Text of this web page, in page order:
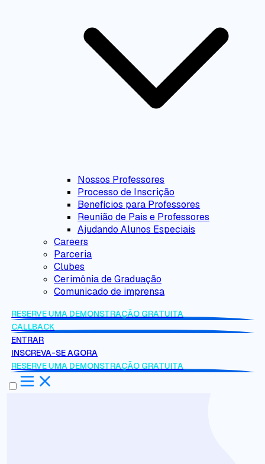
Nossos Professores
Processo de Inscrição
Benefícios para Professores
Reunião de Pais e Professores
Ajudando Alunos Especiais
Careers
Parceria
Clubes
Cerimônia de Graduação
Comunicado de imprensa
RESERVE UMA DEMONSTRAÇÃO GRATUITA
CALLBACK
ENTRAR
INSCREVA-SE AGORA
RESERVE UMA DEMONSTRAÇÃO GRATUITA